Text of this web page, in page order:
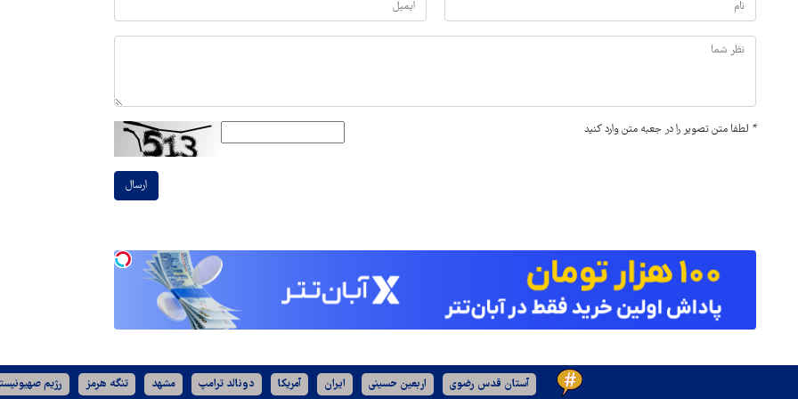
* لطفا متن تصویر را در جعبه متن وارد کنید
ارسال
آستان قدس رضوی اربعین حسینی ایران آمریکا دونالد ترامپ مشهد تنگه هرمز رژیم